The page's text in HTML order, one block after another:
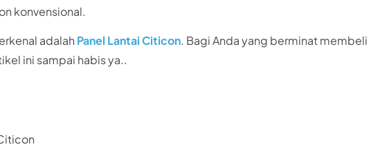
konvensional.
adalah Panel Lantai Citicon. Bagi Anda yang berminat membeli
ini sampai habis ya..